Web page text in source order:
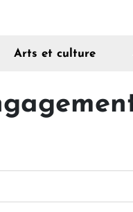
Arts et culture